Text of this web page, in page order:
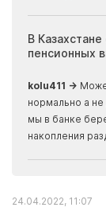
В
пенсионных
kolu411 →
нормально а
мы в банке
накопления
24.04.2022, 11:07